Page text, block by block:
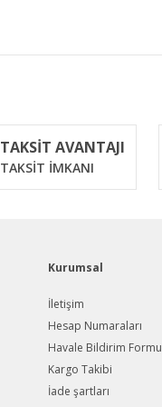
Yorum Yaz
Gönder
TAKSİT AVANTAJI
TAKSİT İMKANI
Kurumsal
İletişim
Hesap Numaraları
Havale Bildirim Formu
Kargo Takibi
İade şartları